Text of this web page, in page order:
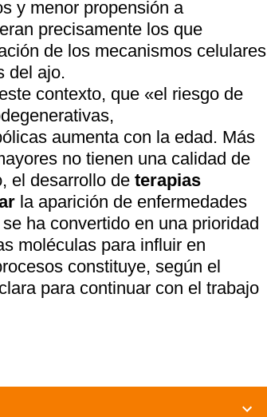
y menor propensión a
precisamente los que
de los mecanismos celulares
del ajo.
contexto, que «el riesgo de
aumenta con la edad. Más
no tienen una calidad de
el desarrollo de terapias
la aparición de enfermedades
ha convertido en una prioridad
moléculas para influir en
constituye, según el
para continuar con el trabajo